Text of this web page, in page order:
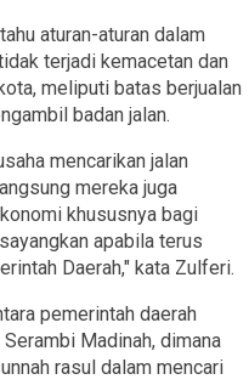
aturan-aturan dalam
terjadi kemacetan dan
meliputi batas berjualan
badan jalan.
mencarikan jalan
mereka juga
khususnya bagi
apabila terus
Daerah," kata Zulferi.
pemerintah daerah
Madinah, dimana
rasul dalam mencari